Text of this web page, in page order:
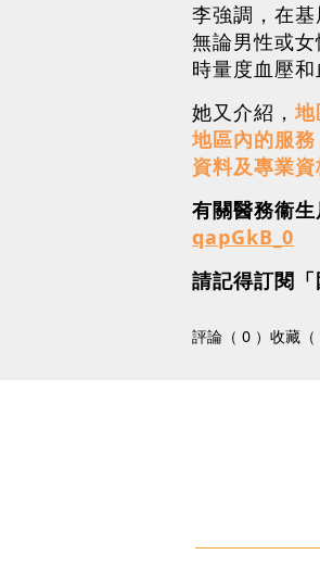
李強調，在
無論男性或
時量度血壓
她又介紹，
地區內的服
資料及專業
有關醫務衞
qapGkB_0
請記得訂閱
評論（ 0 ） 收藏（